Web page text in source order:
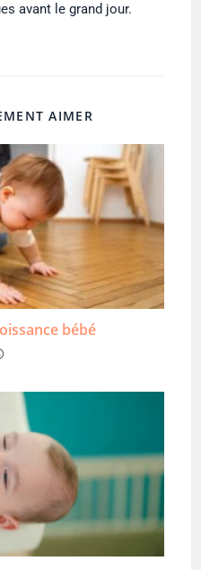
avant le grand jour.
AIMER
bébé